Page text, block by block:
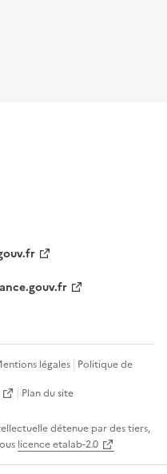
légales Politique de
Plan du site
détenue par des tiers,
licence etalab-2.0